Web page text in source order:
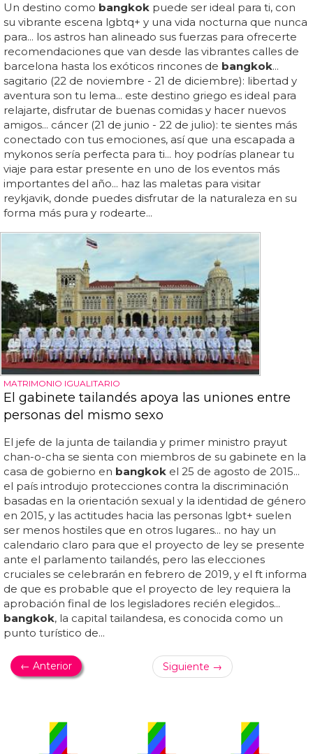
Un destino como bangkok puede ser ideal para ti, con
su vibrante escena lgbtq+ y una vida nocturna que nunca
para... los astros han alineado sus fuerzas para ofrecerte
recomendaciones que van desde las vibrantes calles de
barcelona hasta los exóticos rincones de bangkok...
sagitario (22 de noviembre - 21 de diciembre): libertad y
aventura son tu lema... este destino griego es ideal para
relajarte, disfrutar de buenas comidas y hacer nuevos
amigos... cáncer (21 de junio - 22 de julio): te sientes más
conectado con tus emociones, así que una escapada a
mykonos sería perfecta para ti... hoy podrías planear tu
viaje para estar presente en uno de los eventos más
importantes del año... haz las maletas para visitar
reykjavik, donde puedes disfrutar de la naturaleza en su
forma más pura y rodearte...
MATRIMONIO IGUALITARIO
El gabinete tailandés apoya las uniones entre
personas del mismo sexo
El jefe de la junta de tailandia y primer ministro prayut
chan-o-cha se sienta con miembros de su gabinete en la
casa de gobierno en bangkok el 25 de agosto de 2015...
el país introdujo protecciones contra la discriminación
basadas en la orientación sexual y la identidad de género
en 2015, y las actitudes hacia las personas lgbt+ suelen
ser menos hostiles que en otros lugares... no hay un
calendario claro para que el proyecto de ley se presente
ante el parlamento tailandés, pero las elecciones
cruciales se celebrarán en febrero de 2019, y el ft informa
de que es probable que el proyecto de ley requiera la
aprobación final de los legisladores recién elegidos...
bangkok, la capital tailandesa, es conocida como un
punto turístico de...
← Anterior Siguiente →